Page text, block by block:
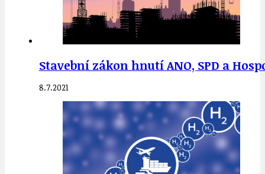
Stavební zákon hnutí ANO, SPD a
8.7.2021